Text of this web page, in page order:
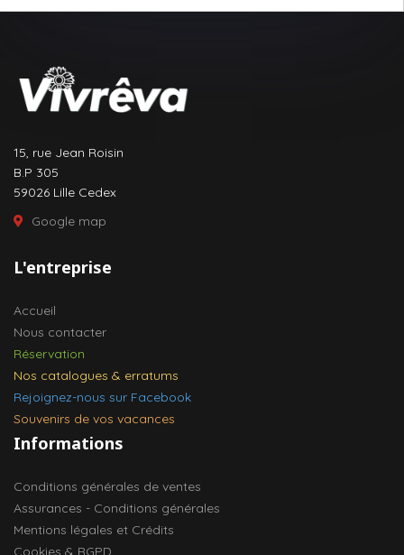
15, rue Jean Roisin
B.P 305
59026 Lille Cedex
Google map
L'entreprise
Accueil
Nous contacter
Réservation
Nos catalogues & erratums
Rejoignez-nous sur Facebook
Souvenirs de vos vacances
Informations
Conditions générales de ventes
Assurances - Conditions générales
Mentions légales et Crédits
Cookies & RGPD